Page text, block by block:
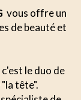
vous offre un
de beauté et
le duo de
tête".